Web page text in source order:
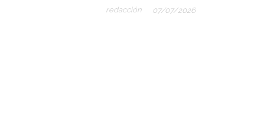
redacción 07/07/2026